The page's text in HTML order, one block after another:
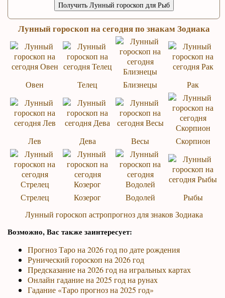
Лунный гороскоп на сегодня по знакам Зодиака
Овен Телец Близнецы Рак
Лев Дева Весы Скорпион
Стрелец Козерог Водолей
Рыбы
Лунный гороскоп астропрогноз для знаков Зодиака
Возможно, Вас также заинтересует:
Прогноз Таро на 2026 год по дате рождения
Рунический гороскоп на 2026 год
Предсказание на 2026 год на игральных картах
Онлайн гадание на 2025 год на рунах
Гадание «Таро прогноз на 2025 год»